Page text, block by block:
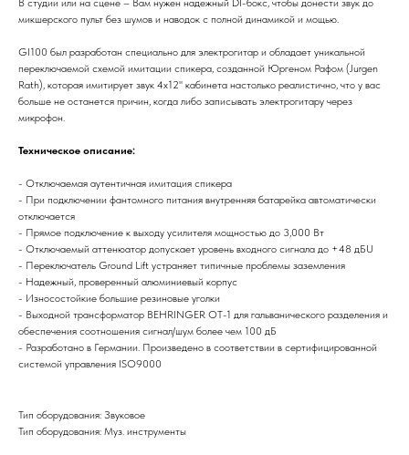
В студии или на сцене – Вам нужен надежный DI-бокс, чтобы донести звук до
микшерского пульт без шумов и наводок с полной динамикой и мощью.
GI100 был разработан специально для электрогитар и обладает уникальной
переключаемой схемой имитации спикера, созданной Юргеном Рафом (Jurgen
Rath), которая имитирует звук 4x12'' кабинета настолько реалистично, что у вас
больше не останется причин, когда либо записывать электрогитару через
микрофон.
Техническое описание:
- Отключаемая аутентичная имитация спикера
- При подключении фантомного питания внутренняя батарейка автоматически
отключается
- Прямое подключение к выходу усилителя мощностью до 3,000 Вт
- Отключаемый аттенюатор допускает уровень входного сигнала до +48 дБU
- Переключатель Ground Lift устраняет типичные проблемы заземления
- Надежный, проверенный алюминиевый корпус
- Износостойкие большие резиновые уголки
- Выходной трансформатор BEHRINGER OT-1 для гальванического разделения и
обеспечения соотношения сигнал/шум более чем 100 дБ
- Разработано в Германии. Произведено в соответствии в сертифицированной
системой управления ISO9000
Тип оборудования: Звуковое
Тип оборудования: Муз. инструменты